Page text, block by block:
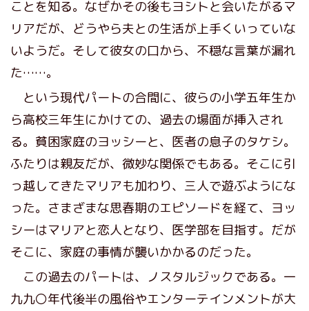
ことを知る。なぜかその後もヨシトと会いたがるマ
リアだが、どうやら夫との生活が上手くいっていな
いようだ。そして彼女の口から、不穏な言葉が漏れ
た……。
という現代パートの合間に、彼らの小学五年生か
ら高校三年生にかけての、過去の場面が挿入され
る。貧困家庭のヨッシーと、医者の息子のタケシ。
ふたりは親友だが、微妙な関係でもある。そこに引
っ越してきたマリアも加わり、三人で遊ぶようにな
った。さまざまな思春期のエピソードを経て、ヨッ
シーはマリアと恋人となり、医学部を目指す。だが
そこに、家庭の事情が襲いかかるのだった。
この過去のパートは、ノスタルジックである。一
九九〇年代後半の風俗やエンターテインメントが大